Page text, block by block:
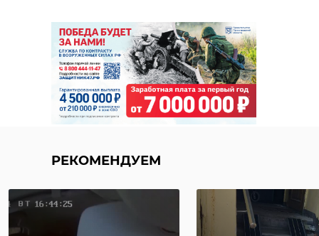
РЕКОМЕНДУЕМ
В Президентской
библиотеке
открылась
выставка о Моск
15 января, 16:59
В Кировске
открылась
выставка
"Хроники
мужества"
06 мая, 21:57